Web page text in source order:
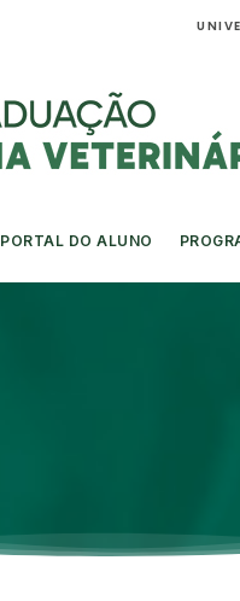
PORTAL DO ALUNO